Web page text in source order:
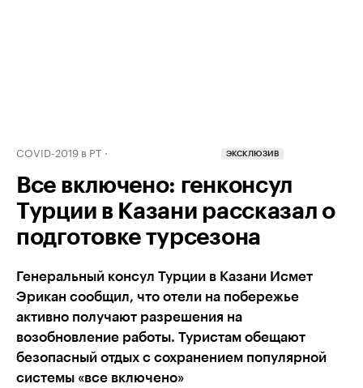
COVID-2019 в РТ ЭКСКЛЮЗИВ
Все включено: генконсул
Турции в Казани рассказал о
подготовке турсезона
Генеральный консул Турции в Казани Исмет
Эрикан сообщил, что отели на побережье
активно получают разрешения на
возобновление работы. Туристам обещают
безопасный отдых с сохранением популярной
системы «все включено»